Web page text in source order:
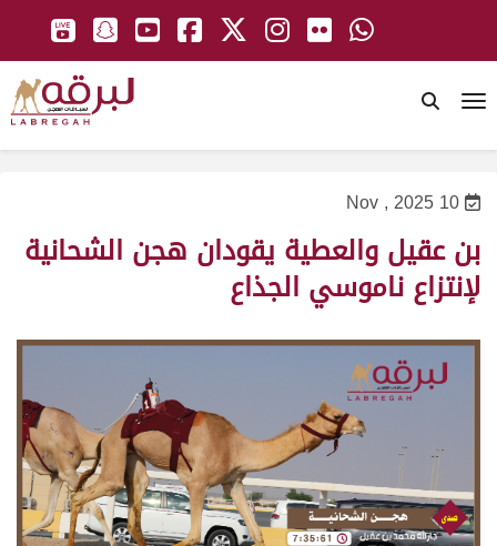
10 Nov , 2025
بن عقيل والعطية يقودان هجن الشحانية
لإنتزاع ناموسي الجذاع